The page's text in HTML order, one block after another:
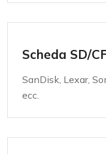
Scheda SD/
SanDisk, Lexar,
ecc.